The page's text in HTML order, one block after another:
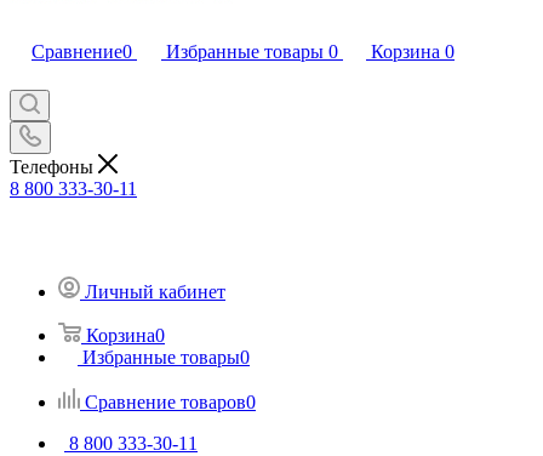
Сравнение0 Избранные товары 0 Корзина 0
Телефоны
8 800 333-30-11
Личный кабинет
Корзина0
Избранные товары0
Сравнение товаров0
8 800 333-30-11